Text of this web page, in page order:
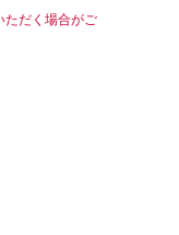
ただく場合がご